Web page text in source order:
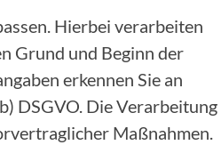
Hierbei verarbeiten
Grund und Beginn der
erkennen Sie an
DSGVO. Die Verarbeitung
Maßnahmen.